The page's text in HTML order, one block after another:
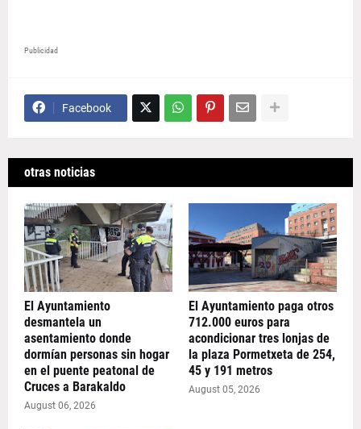
Publicidad
Facebook
otras noticias
El Ayuntamiento
desmantela un
asentamiento donde
dormían personas sin hogar
en el puente peatonal de
Cruces a Barakaldo
August 06, 2026
El Ayuntamiento paga otros
712.000 euros para
acondicionar tres lonjas de
la plaza Pormetxeta de 254,
45 y 191 metros
August 05, 2026